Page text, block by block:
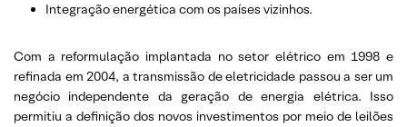
Integração energética com os países vizinhos.
Com a reformulação implantada no setor elétrico em 1998 e
refinada em 2004, a transmissão de eletricidade passou a ser um
negócio independente da geração de energia elétrica. Isso
permitiu a definição dos novos investimentos por meio de leilões